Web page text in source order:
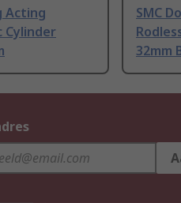
Acting
Cylinder
SMC
32mm